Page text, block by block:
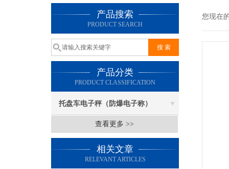
产品搜索
PRODUCT SEARCH
产品分类
PRODUCT CLASSIFICATION
托盘车电子秤（防爆电子称）
查看更多 >>
相关文章
RELEVANT ARTICLES
您现在